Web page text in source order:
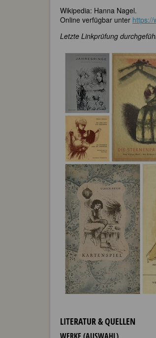
Wikipedia: Hanna Nagel.
Online verfügbar unter https://
Letzte Linkprüfung
LITERATUR & QUELLEN